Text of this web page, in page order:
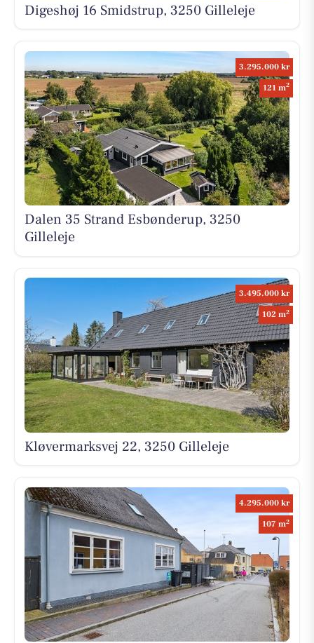
Digeshøj 16 Smidstrup, 3250 Gilleleje
3.295.000 kr
121 m2
Dalen 35 Strand Esbønderup, 3250
Gilleleje
3.495.000 kr
102 m2
Kløvermarksvej 22, 3250 Gilleleje
4.295.000 kr
107 m2